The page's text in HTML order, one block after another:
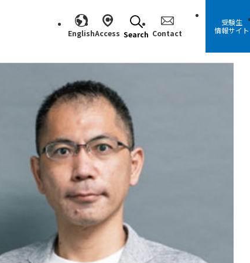
EnglishAccess Search Contact
受験生
情報サイト
Search